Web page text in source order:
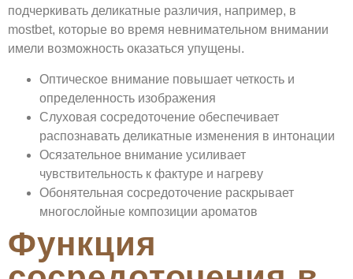
подчеркивать деликатные различия, например, в
mostbet, которые во время невнимательном внимании
имели возможность оказаться упущены.
Оптическое внимание повышает четкость и
определенность изображения
Слуховая сосредоточение обеспечивает
распознавать деликатные изменения в интонации
Осязательное внимание усиливает
чувствительность к фактуре и нагреву
Обонятельная сосредоточение раскрывает
многослойные композиции ароматов
Функция